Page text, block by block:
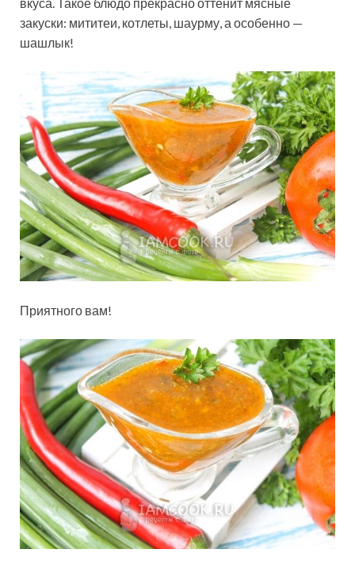
закуски: мититеи, котлеты, шаурму, а особенно —
шашлык!
Приятного вам!